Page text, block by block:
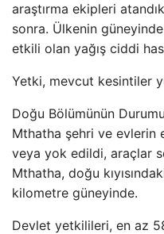
araştırma ekipleri
sonra. Ülkenin
etkili olan yağış ciddi
Yetki, mevcut kesintiler
Doğu Bölümünün
Mthatha şehri ve evlerin
veya yok edildi, araçlar
Mthatha, doğu
kilometre güneyinde.
Devlet yetkilileri, en az